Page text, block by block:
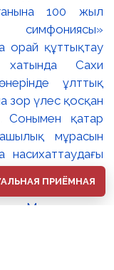
ПРИЁМНАЯ